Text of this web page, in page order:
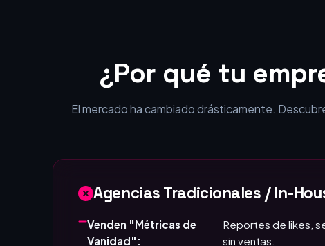
¿Por qué tu
Agencias Tradicionales / In-